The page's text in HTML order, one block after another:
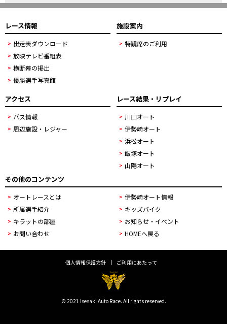
レース情報
出走表ダウンロード
放映テレビ番組表
横断幕の掲出
優勝選手写真館
施設案内
特観席のご利用
アクセス
バス情報
周辺施設・レジャー
レース結果・リプレイ
川口オート
伊勢崎オート
浜松オート
飯塚オート
山陽オート
その他のコンテンツ
オートレースとは
伊勢崎オート情報
所属選手紹介
キッズバイク
キラットの部屋
お知らせ・イベント
お問い合わせ
HOMEへ戻る
個人情報保護方針 ご利用にあたって
© 2021 Isesaki Auto Race. All rights reserved.